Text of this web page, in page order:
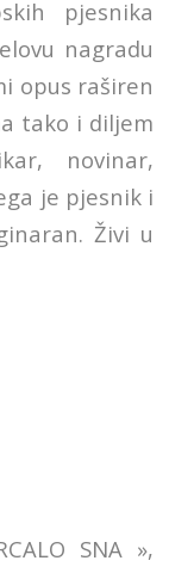
pjesnika
nagradu
opus raširen
tako i diljem
novinar,
je pjesnik i
Živi u
SNA »,